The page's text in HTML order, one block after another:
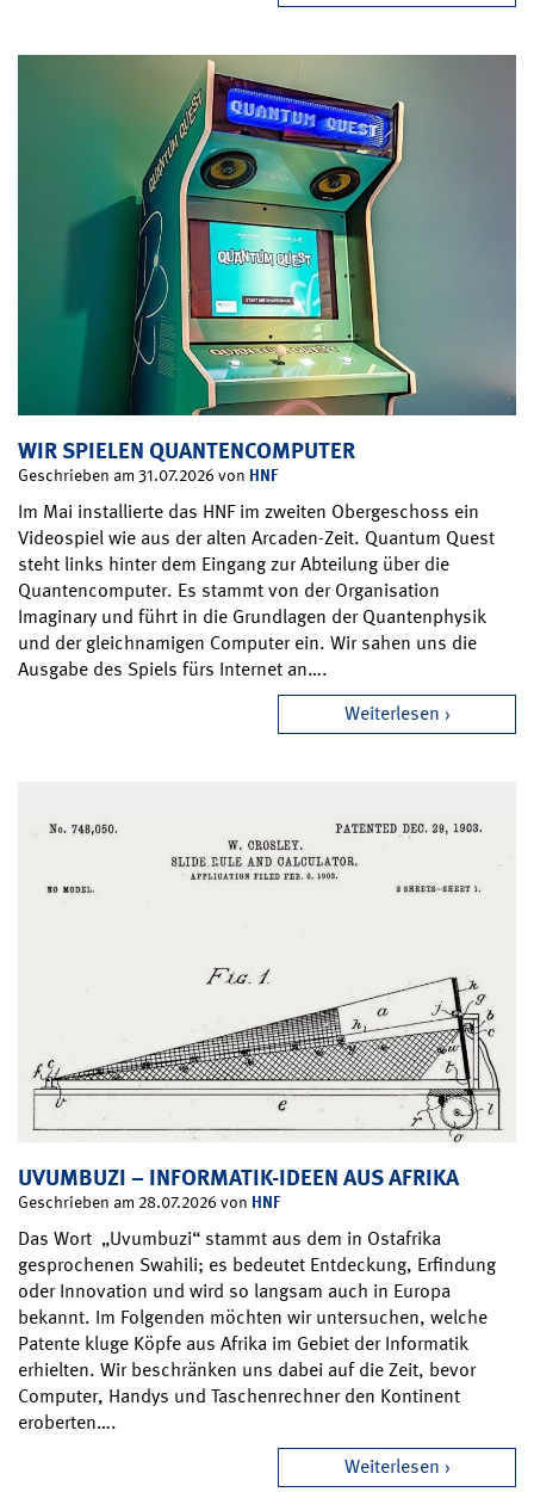
WIR SPIELEN QUANTENCOMPUTER
Geschrieben am 31.07.2026 von HNF
Im Mai installierte das HNF im zweiten Obergeschoss ein
Videospiel wie aus der alten Arcaden-Zeit. Quantum Quest
steht links hinter dem Eingang zur Abteilung über die
Quantencomputer. Es stammt von der Organisation
Imaginary und führt in die Grundlagen der Quantenphysik
und der gleichnamigen Computer ein. Wir sahen uns die
Ausgabe des Spiels fürs Internet an….
Weiterlesen
UVUMBUZI – INFORMATIK-IDEEN AUS AFRIKA
Geschrieben am 28.07.2026 von HNF
Das Wort „Uvumbuzi“ stammt aus dem in Ostafrika
gesprochenen Swahili; es bedeutet Entdeckung, Erfindung
oder Innovation und wird so langsam auch in Europa
bekannt. Im Folgenden möchten wir untersuchen, welche
Patente kluge Köpfe aus Afrika im Gebiet der Informatik
erhielten. Wir beschränken uns dabei auf die Zeit, bevor
Computer, Handys und Taschenrechner den Kontinent
eroberten….
Weiterlesen